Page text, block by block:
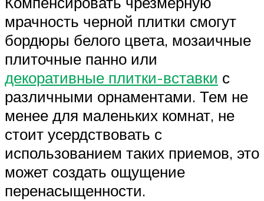
мрачность черной плитки смогут
бордюры белого цвета, мозаичные
плиточные панно или
декоративные плитки-вставки с
различными орнаментами. Тем не
менее для маленьких комнат, не
стоит усердствовать с
использованием таких приемов, это
может создать ощущение
перенасыщенности.